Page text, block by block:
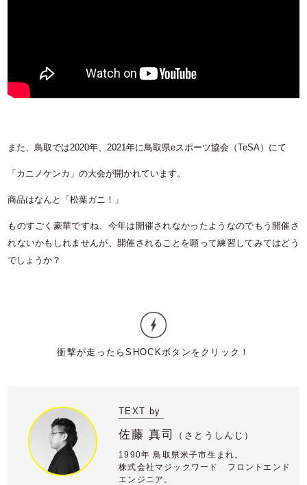
また、鳥取では2020年、2021年に鳥取県eスポーツ協会（TeSA）にて
「カニノケンカ」の大会が開かれています。
商品はなんと「松葉ガニ！」
ものすごく豪華ですね、今年は開催されなかったようなのでもう開催さ
れないかもしれませんが、開催されることを願って練習してみてはどう
でしょうか？
TEXT by
佐藤 真司 （ さとうしんじ）
1990年 鳥取県米子市生まれ。
株式会社マジックワード フロントエンド
エンジニア。